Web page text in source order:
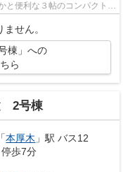
と便利な３帖のコンパクトな
せん。
棟」への
ら
2号棟
「本厚木 」駅 バス12
歩7分